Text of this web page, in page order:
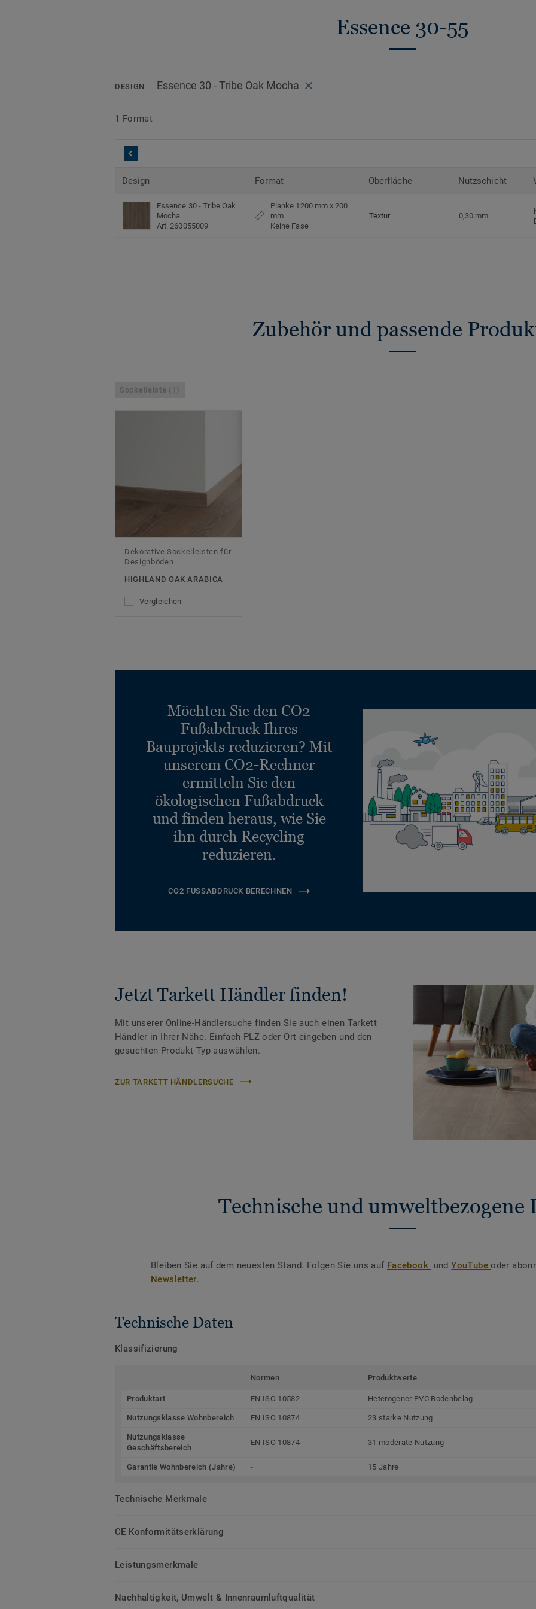
Essence 30-55
DESIGN Essence 30 - Tribe Oak Mocha
1 Format
Design Format Oberfläche Nutzschicht
Essence 30 - Tribe Oak
Mocha
Art. 260055009
Planke 1200 mm x 200
mm
Keine Fase
Textur 0,30 mm
Zubehör und passende
Sockelleiste (1)
Dekorative Sockelleisten für
Designböden
HIGHLAND OAK ARABICA
Vergleichen
Möchten Sie den CO2
Fußabdruck Ihres
Bauprojekts reduzieren? Mit
unserem CO2-Rechner
ermitteln Sie den
ökologischen Fußabdruck
und finden heraus, wie Sie
ihn durch Recycling
reduzieren.
CO2 FUSSABDRUCK BERECHNEN
Jetzt Tarkett Händler finden!
Mit unserer Online-Händlersuche finden Sie auch einen Tarkett
Händler in Ihrer Nähe. Einfach PLZ oder Ort eingeben und den
gesuchten Produkt-Typ auswählen.
ZUR TARKETT HÄNDLERSUCHE
Technische und umweltbezogene
Bleiben Sie auf dem neuesten Stand. Folgen Sie uns auf Facebook undYouTubeoder
Newsletter.
Technische Daten
Klassifizierung
Normen Produktwerte
Produktart EN ISO 10582 Heterogener PVC Bodenbelag
Nutzungsklasse Wohnbereich EN ISO 10874 23 starke Nutzung
Nutzungsklasse
Geschäftsbereich
EN ISO 10874 31 moderate Nutzung
Garantie Wohnbereich (Jahre) - 15 Jahre
Technische Merkmale
CE Konformitätserklärung
Leistungsmerkmale
Nachhaltigkeit, Umwelt & Innenraumluftqualität